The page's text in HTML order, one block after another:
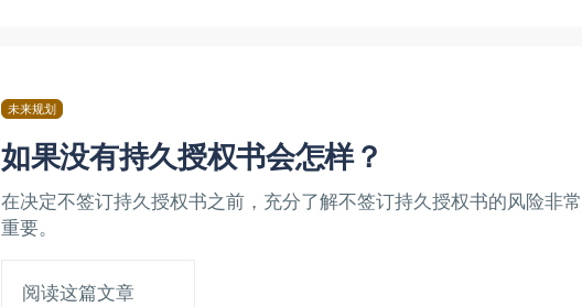
未来规划
如果没有持久授权书会怎样？
在决定不签订持久授权书之前，充分了解不签订持久授权书的风险非常
重要。
阅读这篇文章